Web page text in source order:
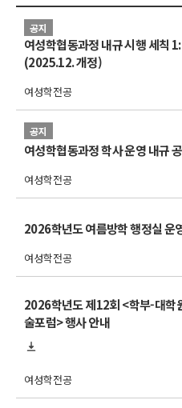
공지
여성학협동과정 내규 시행 세칙
(2025.12. 개정)
여성학전공
공지
여성학협동과정 학사 운영 내규
여성학전공
2026학년도 여름방학 행정실 운
여성학전공
2026학년도 제12회 <학부-대학
술포럼> 행사 안내
여성학전공